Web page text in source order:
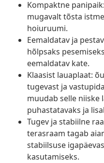
Kompaktne
mugavalt tõsta
hoiuruumi.
Eemaldatav ja
hõlpsaks
eemaldatav kate.
Klaasist lauaplaat:
tugevast ja
muudab selle niiske
puhastatavaks ja
Tugev ja stabiilne
terasraam tagab
stabiilsuse
kasutamiseks.